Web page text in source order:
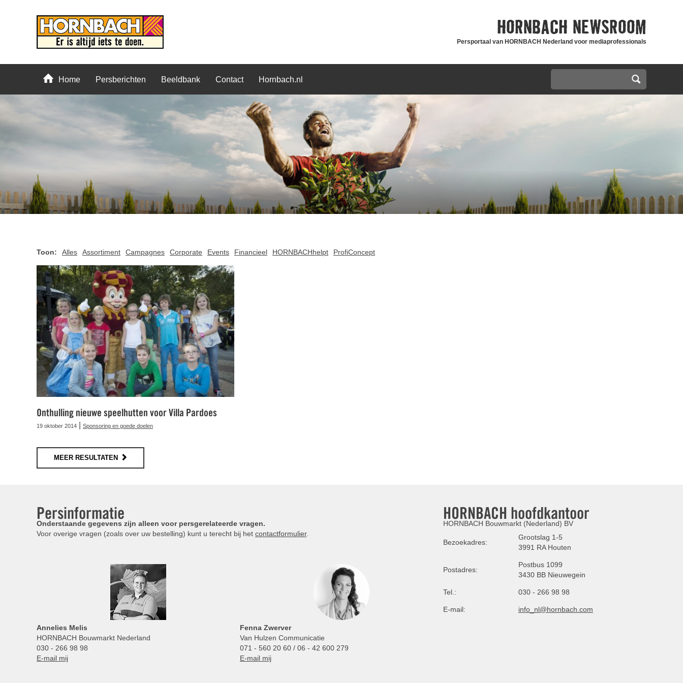
HORNBACH NEWSROOM
Persportaal van HORNBACH Nederland voor mediaprofessionals
Home Persberichten Beeldbank Contact Hornbach.nl
Toon: Alles Assortiment Campagnes Corporate Events Financieel HORNBACHhelpt ProfiConcept
Onthulling nieuwe speelhutten voor Villa Pardoes
19 oktober 2014 Sponsoring en goede doelen
MEER RESULTATEN
Persinformatie
Onderstaande gegevens zijn alleen voor persgerelateerde vragen.
Voor overige vragen (zoals over uw bestelling) kunt u terecht bij het contactformulier.
Annelies Melis
HORNBACH Bouwmarkt Nederland
030 - 266 98 98
E-mail mij
Fenna Zwerver
Van Hulzen Communicatie
071 - 560 20 60 / 06 - 42 600 279
E-mail mij
HORNBACH hoofdkantoor
HORNBACH Bouwmarkt (Nederland) BV
Bezoekadres:
Grootslag 1-5
3991 RA Houten
Postadres:
Postbus 1099
3430 BB Nieuwegein
Tel.: 030 - 266 98 98
E-mail: info_nl@hornbach.com